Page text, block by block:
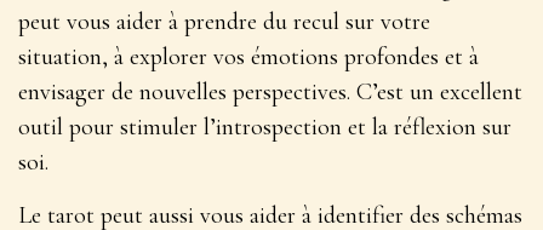
peut vous aider à prendre du recul sur votre
situation, à explorer vos émotions profondes et à
envisager de nouvelles perspectives. C’est un excellent
outil pour stimuler l’introspection et la réflexion sur
soi.
Le tarot peut aussi vous aider à identifier des schémas